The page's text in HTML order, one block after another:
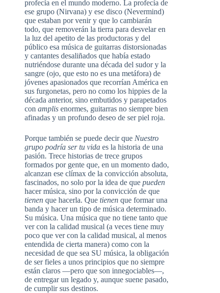
profecía en el mundo moderno. La profecía de
ese grupo (Nirvana) y ese disco (Nevermind)
que estaban por venir y que lo cambiarán
todo, que removerán la tierra para desvelar en
la luz del apetito de las productoras y del
público esa música de guitarras distorsionadas
y cantantes desaliñados que había estado
nutriéndose durante una década del sudor y la
sangre (ojo, que esto no es una metáfora) de
jóvenes apasionados que recorrían América en
sus furgonetas, pero no como los hippies de la
década anterior, sino embutidos y parapetados
con amplis enormes, guitarras no siempre bien
afinadas y un profundo deseo de ser piel roja.
Porque también se puede decir que Nuestro
grupo podría ser tu vida es la historia de una
pasión. Trece historias de trece grupos
formados por gente que, en un momento dado,
alcanzan ese clímax de la convicción absoluta,
fascinados, no solo por la idea de que pueden
hacer música, sino por la convicción de que
tienen que hacerla. Que tienen que formar una
banda y hacer un tipo de música determinado.
Su música. Una música que no tiene tanto que
ver con la calidad musical (a veces tiene muy
poco que ver con la calidad musical, al menos
entendida de cierta manera) como con la
necesidad de que sea SU música, la obligación
de ser fieles a unos principios que no siempre
están claros —pero que son innegociables—,
de entregar un legado y, aunque suene pasado,
de cumplir sus destinos.